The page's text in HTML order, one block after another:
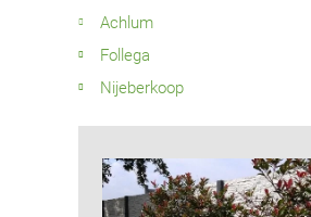
Achlum
Follega
Nijeberkoop